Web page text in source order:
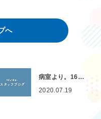
へ
病室より。16…
2020.07.19